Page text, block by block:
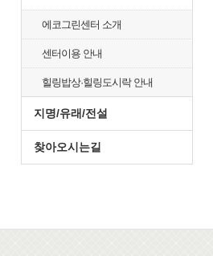
에코그린센터 소개
센터이용 안내
힐링밥상·힐링도시락 안내
지명/유래/전설
찾아오시는길